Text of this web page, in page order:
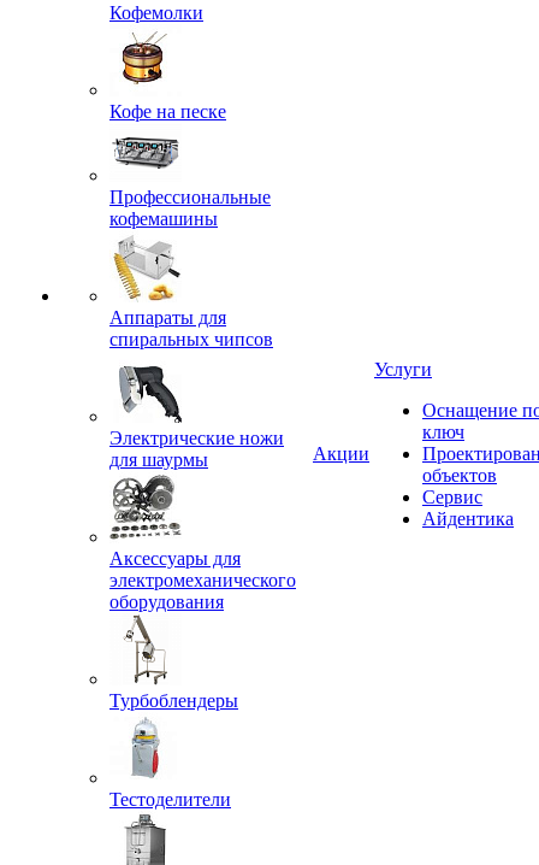
Кофемолки
Кофе на песке
Профессиональные
кофемашины
Аппараты для
спиральных чипсов
Электрические ножи
для шаурмы
Аксессуары для
электромеханического
оборудования
Турбоблендеры
Тестоделители
Акции
Услуги
Оснащение
ключ
объектов
Сервис
Айдентика